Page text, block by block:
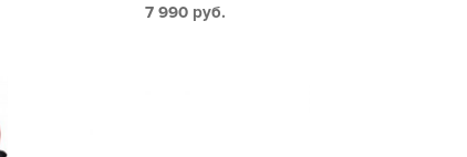
КОЖАНЫЕ МУЖСКИЕ-ЖЕНСКИЕ
7 990 руб.